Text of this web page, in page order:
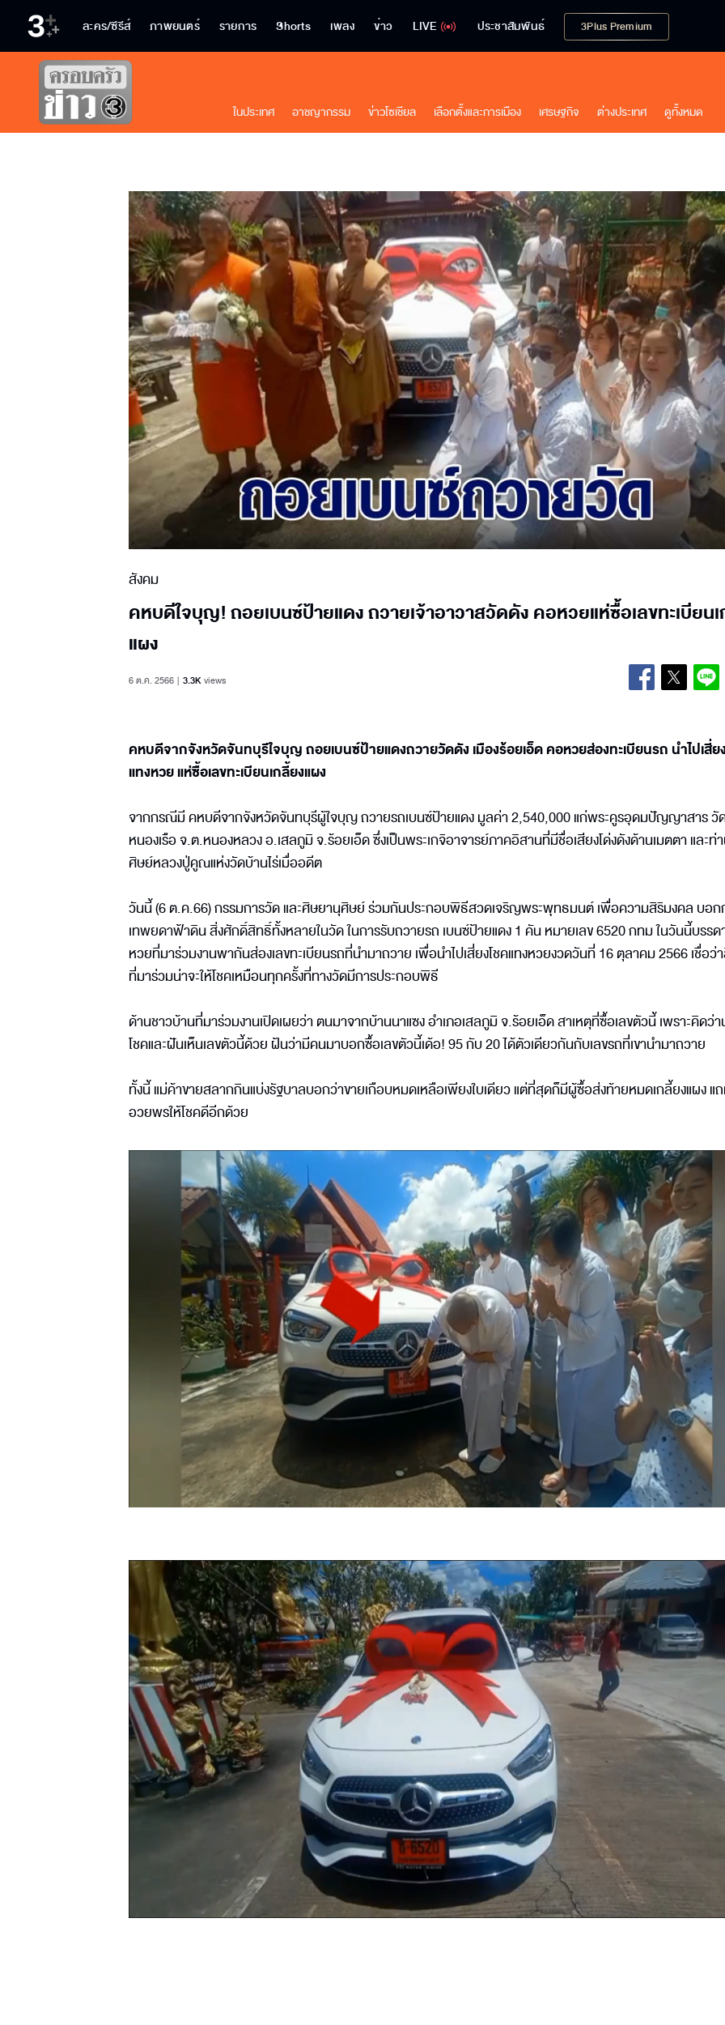
ละคร/ซีรีส์ ภาพยนตร์ รายการ Shorts เพลง ข่าว LIVE ประชาสัมพันธ์ 3Plus Premium
ในประเทศ อาชญากรรม ข่าวโซเชียล เลือกตั้งและการเมือง เศรษฐกิจ ต่างประเทศ ดูทั้งหมด
สังคม
คหบดีใจบุญ! ถอยเบนซ์ป้ายแดง ถวายเจ้าอาวาสวัดดัง คอหวยแห่ซื้อเลขทะเบียน
แผง
6 ต.ค. 2566 3.3Kviews
คหบดีจากจังหวัดจันทบุรีใจบุญ ถอยเบนซ์ป้ายแดงถวายวัดดัง เมืองร้อยเอ็ด คอหวยส่องทะเบียนรถ นำไปเสี่ย
แทงหวย แห่ซื้อเลขทะเบียนเกลี้ยงแผง
จากกรณีมี คหบดีจากจังหวัดจันทบุรีผู้ใจบุญ ถวายรถเบนซ์ป้ายแดง มูลค่า 2,540,000 แก่พระคูรอุดมปัญญาสาร วั
หนองเรือ จ.ต.หนองหลวง อ.เสลภูมิ จ.ร้อยเอ็ด ซึ่งเป็นพระเกจิอาจารย์ภาคอิสานที่มีชื่อเสียงโด่งดังด้านเมตตา และท่
ศิษย์หลวงปู่คูณแห่งวัดบ้านไร่เมื่ออดีต
วันนี้ (6 ต.ค.66) กรรมการวัด และศิษยานุศิษย์ ร่วมกันประกอบพิธีสวดเจริญพระพุทธมนต์ เพื่อความสิริมงคล บอ
เทพยดาฟ้าดิน สิ่งศักดิ์สิทธิ์ทั้งหลายในวัด ในการรับถวายรถ เบนซ์ป้ายแดง 1 คัน หมายเลข 6520 กทม ในวันนี้บรร
หวยที่มาร่วมงานพากันส่องเลขทะเบียนรถที่นำมาถวาย เพื่อนำไปเสี่ยงโชคแทงหวยงวดวันที่ 16 ตุลาคม 2566 เชื่อว่
ที่มาร่วมน่าจะให้โชคเหมือนทุกครั้งที่ทางวัดมีการประกอบพิธี
ด้านชาวบ้านที่มาร่วมงานเปิดเผยว่า ตนมาจากบ้านนาแซง อำเภอเสลภูมิ จ.ร้อยเอ็ด สาเหตุที่ซื้อเลขตัวนี้ เพราะคิดว่า
โชคและฝันเห็นเลขตัวนี้ด้วย ฝ้นว่ามีคนมาบอกซื้อเลขตัวนี้เด้อ! 95 กับ 20 ได้ตัวเดียวกันกับเลขรถที่เขานำมาถวาย
ทั้งนี้ แม่ค้าขายสลากกินแบ่งรัฐบาลบอกว่าขายเกือบหมดเหลือเพียงใบเดียว แต่ที่สุดก็มีผู้ซื้อส่งท้ายหมดเกลี้ยงแผง แ
อวยพรให้โชคดีอีกด้วย